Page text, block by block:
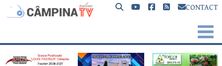
CONTACT